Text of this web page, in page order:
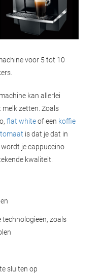
voor 5 tot 10
kan allerlei
zetten. Zoals
flat whiteof een koffie
is dat je dat in
je cappuccino
kwaliteit.
technologieën, zoals
sluiten op